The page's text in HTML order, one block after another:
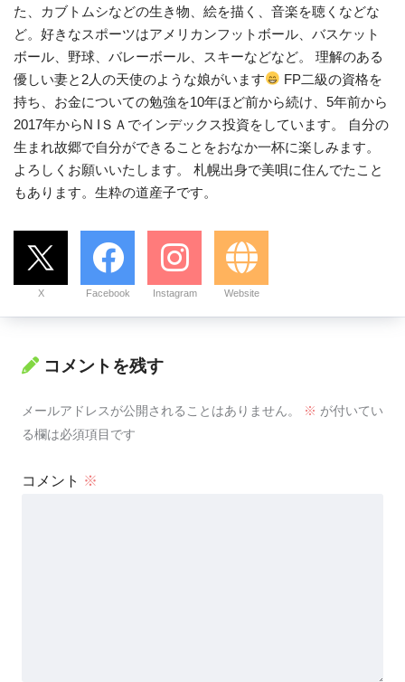
た、カブトムシなどの生き物、絵を描く、音楽を聴くなどな
ど。好きなスポーツはアメリカンフットボール、バスケット
ボール、野球、バレーボール、スキーなどなど。 理解のある
優しい妻と2人の天使のような娘がいます
FP二級の資格を
持ち、お金についての勉強を10年ほど前から続け、5年前から
2017年からN IＳＡでインデックス投資をしています。 自分の
生まれ故郷で自分ができることをおなか一杯に楽しみます。
よろしくお願いいたします。 札幌出身で美唄に住んでたこと
もあります。生粋の道産子です。
X Facebook Instagram Website
コメントを残す
メールアドレスが公開されることはありません。 ※ が付いてい
る欄は必須項目です
コメント ※